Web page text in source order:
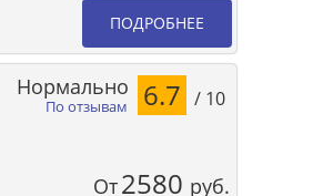
ПОДРОБНЕЕ
По отзывам
Нормально 6.7 / 10
От2580 руб.